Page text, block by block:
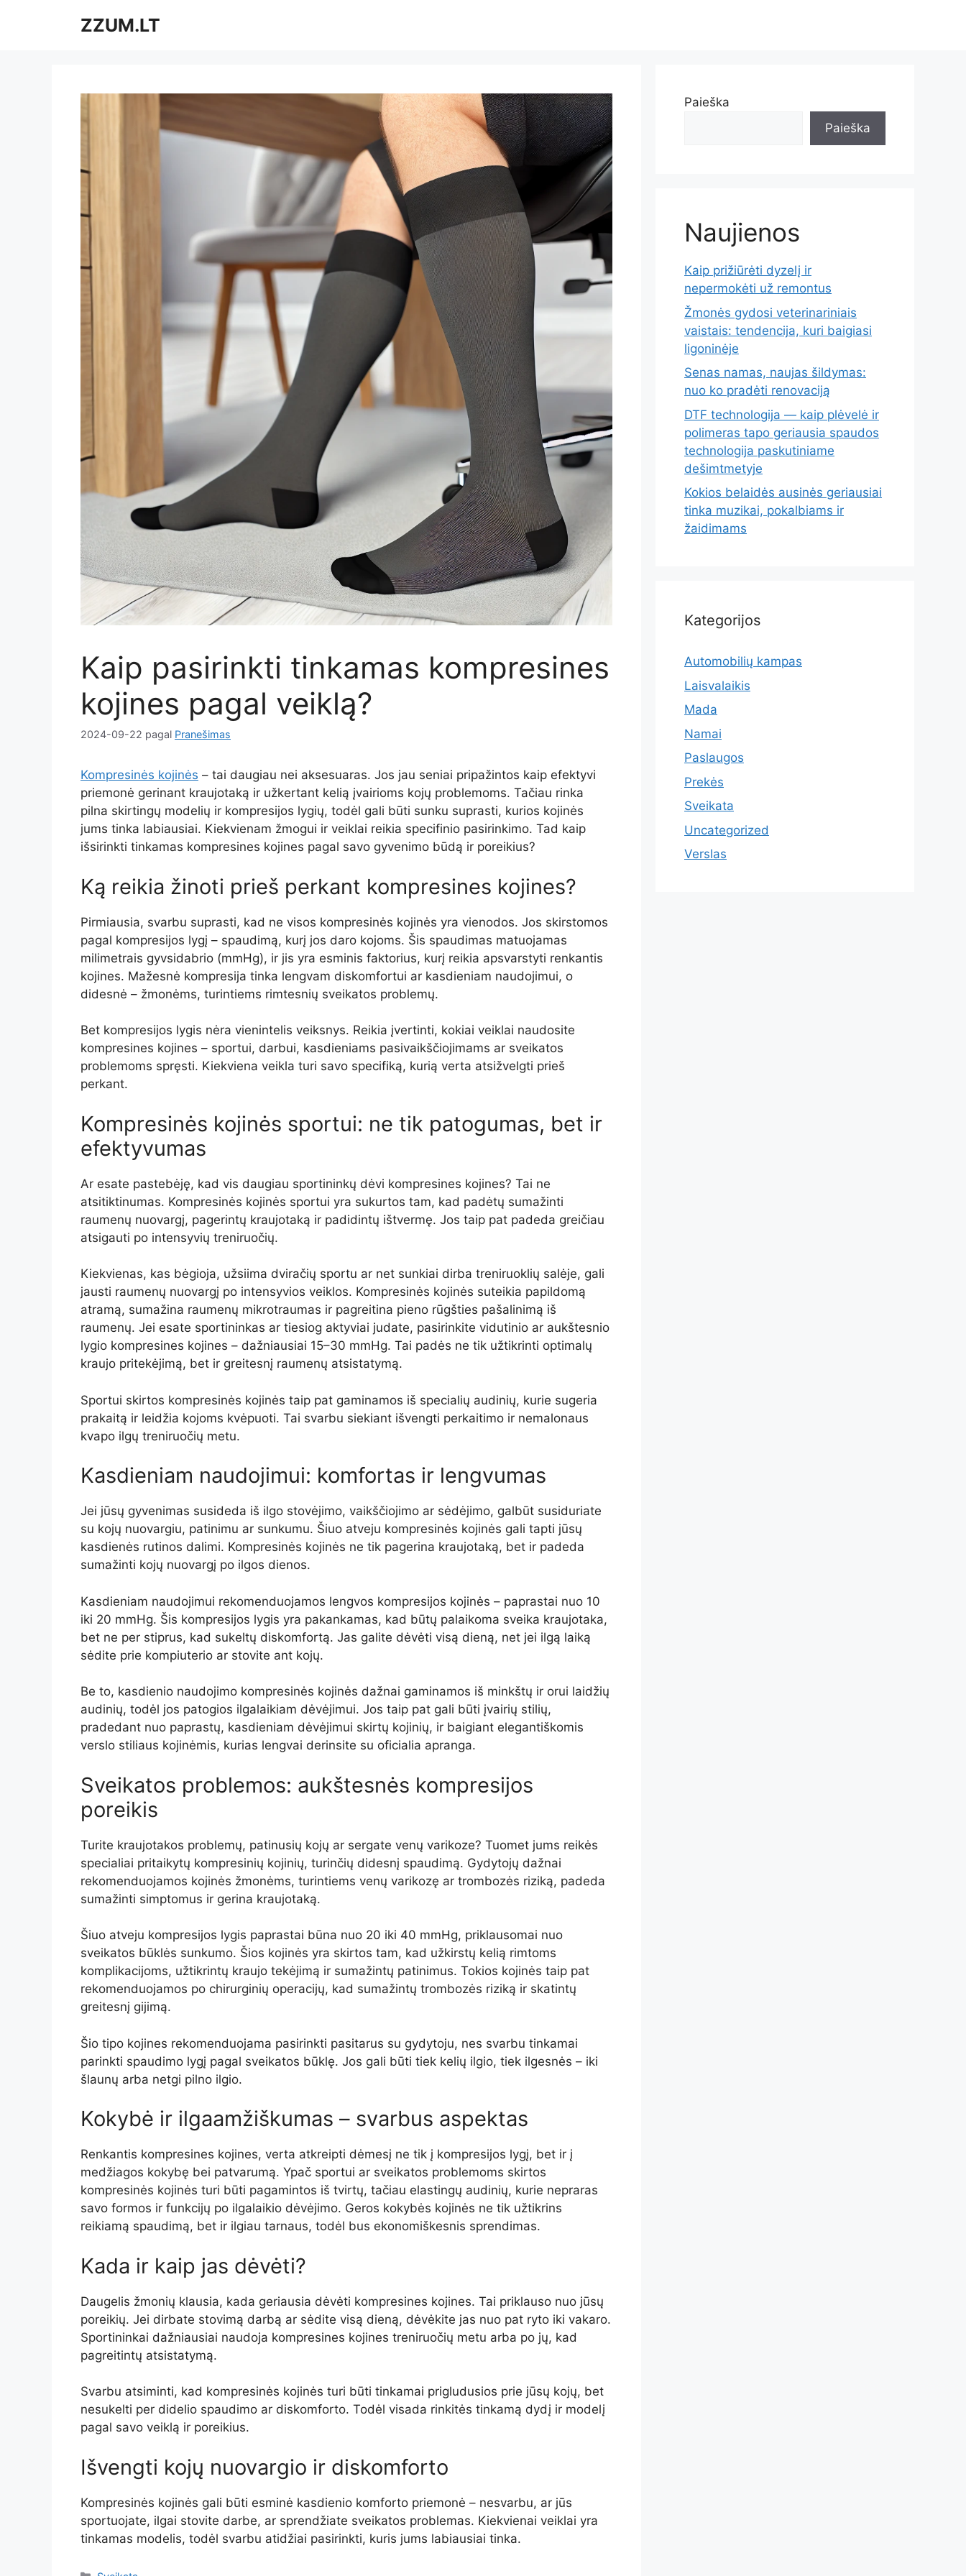
ZZUM.LT
Kaip pasirinkti tinkamas kompresines
kojines pagal veiklą?
2024-09-22 pagal Pranešimas
Kompresinės kojinės – tai daugiau nei aksesuaras. Jos jau seniai pripažintos kaip efektyvi
priemonė gerinant kraujotaką ir užkertant kelią įvairioms kojų problemoms. Tačiau rinka
pilna skirtingų modelių ir kompresijos lygių, todėl gali būti sunku suprasti, kurios kojinės
jums tinka labiausiai. Kiekvienam žmogui ir veiklai reikia specifinio pasirinkimo. Tad kaip
išsirinkti tinkamas kompresines kojines pagal savo gyvenimo būdą ir poreikius?
Ką reikia žinoti prieš perkant kompresines kojines?
Pirmiausia, svarbu suprasti, kad ne visos kompresinės kojinės yra vienodos. Jos skirstomos
pagal kompresijos lygį – spaudimą, kurį jos daro kojoms. Šis spaudimas matuojamas
milimetrais gyvsidabrio (mmHg), ir jis yra esminis faktorius, kurį reikia apsvarstyti renkantis
kojines. Mažesnė kompresija tinka lengvam diskomfortui ar kasdieniam naudojimui, o
didesnė – žmonėms, turintiems rimtesnių sveikatos problemų.
Bet kompresijos lygis nėra vienintelis veiksnys. Reikia įvertinti, kokiai veiklai naudosite
kompresines kojines – sportui, darbui, kasdieniams pasivaikščiojimams ar sveikatos
problemoms spręsti. Kiekviena veikla turi savo specifiką, kurią verta atsižvelgti prieš
perkant.
Kompresinės kojinės sportui: ne tik patogumas, bet ir
efektyvumas
Ar esate pastebėję, kad vis daugiau sportininkų dėvi kompresines kojines? Tai ne
atsitiktinumas. Kompresinės kojinės sportui yra sukurtos tam, kad padėtų sumažinti
raumenų nuovargį, pagerintų kraujotaką ir padidintų ištvermę. Jos taip pat padeda greičiau
atsigauti po intensyvių treniruočių.
Kiekvienas, kas bėgioja, užsiima dviračių sportu ar net sunkiai dirba treniruoklių salėje, gali
jausti raumenų nuovargį po intensyvios veiklos. Kompresinės kojinės suteikia papildomą
atramą, sumažina raumenų mikrotraumas ir pagreitina pieno rūgšties pašalinimą iš
raumenų. Jei esate sportininkas ar tiesiog aktyviai judate, pasirinkite vidutinio ar aukštesnio
lygio kompresines kojines – dažniausiai 15–30 mmHg. Tai padės ne tik užtikrinti optimalų
kraujo pritekėjimą, bet ir greitesnį raumenų atsistatymą.
Sportui skirtos kompresinės kojinės taip pat gaminamos iš specialių audinių, kurie sugeria
prakaitą ir leidžia kojoms kvėpuoti. Tai svarbu siekiant išvengti perkaitimo ir nemalonaus
kvapo ilgų treniruočių metu.
Kasdieniam naudojimui: komfortas ir lengvumas
Jei jūsų gyvenimas susideda iš ilgo stovėjimo, vaikščiojimo ar sėdėjimo, galbūt susiduriate
su kojų nuovargiu, patinimu ar sunkumu. Šiuo atveju kompresinės kojinės gali tapti jūsų
kasdienės rutinos dalimi. Kompresinės kojinės ne tik pagerina kraujotaką, bet ir padeda
sumažinti kojų nuovargį po ilgos dienos.
Kasdieniam naudojimui rekomenduojamos lengvos kompresijos kojinės – paprastai nuo 10
iki 20 mmHg. Šis kompresijos lygis yra pakankamas, kad būtų palaikoma sveika kraujotaka,
bet ne per stiprus, kad sukeltų diskomfortą. Jas galite dėvėti visą dieną, net jei ilgą laiką
sėdite prie kompiuterio ar stovite ant kojų.
Be to, kasdienio naudojimo kompresinės kojinės dažnai gaminamos iš minkštų ir orui laidžių
audinių, todėl jos patogios ilgalaikiam dėvėjimui. Jos taip pat gali būti įvairių stilių,
pradedant nuo paprastų, kasdieniam dėvėjimui skirtų kojinių, ir baigiant elegantiškomis
verslo stiliaus kojinėmis, kurias lengvai derinsite su oficialia apranga.
Sveikatos problemos: aukštesnės kompresijos
poreikis
Turite kraujotakos problemų, patinusių kojų ar sergate venų varikoze? Tuomet jums reikės
specialiai pritaikytų kompresinių kojinių, turinčių didesnį spaudimą. Gydytojų dažnai
rekomenduojamos kojinės žmonėms, turintiems venų varikozę ar trombozės riziką, padeda
sumažinti simptomus ir gerina kraujotaką.
Šiuo atveju kompresijos lygis paprastai būna nuo 20 iki 40 mmHg, priklausomai nuo
sveikatos būklės sunkumo. Šios kojinės yra skirtos tam, kad užkirstų kelią rimtoms
komplikacijoms, užtikrintų kraujo tekėjimą ir sumažintų patinimus. Tokios kojinės taip pat
rekomenduojamos po chirurginių operacijų, kad sumažintų trombozės riziką ir skatintų
greitesnį gijimą.
Šio tipo kojines rekomenduojama pasirinkti pasitarus su gydytoju, nes svarbu tinkamai
parinkti spaudimo lygį pagal sveikatos būklę. Jos gali būti tiek kelių ilgio, tiek ilgesnės – iki
šlaunų arba netgi pilno ilgio.
Kokybė ir ilgaamžiškumas – svarbus aspektas
Renkantis kompresines kojines, verta atkreipti dėmesį ne tik į kompresijos lygį, bet ir į
medžiagos kokybę bei patvarumą. Ypač sportui ar sveikatos problemoms skirtos
kompresinės kojinės turi būti pagamintos iš tvirtų, tačiau elastingų audinių, kurie nepraras
savo formos ir funkcijų po ilgalaikio dėvėjimo. Geros kokybės kojinės ne tik užtikrins
reikiamą spaudimą, bet ir ilgiau tarnaus, todėl bus ekonomiškesnis sprendimas.
Kada ir kaip jas dėvėti?
Daugelis žmonių klausia, kada geriausia dėvėti kompresines kojines. Tai priklauso nuo jūsų
poreikių. Jei dirbate stovimą darbą ar sėdite visą dieną, dėvėkite jas nuo pat ryto iki vakaro.
Sportininkai dažniausiai naudoja kompresines kojines treniruočių metu arba po jų, kad
pagreitintų atsistatymą.
Svarbu atsiminti, kad kompresinės kojinės turi būti tinkamai prigludusios prie jūsų kojų, bet
nesukelti per didelio spaudimo ar diskomforto. Todėl visada rinkitės tinkamą dydį ir modelį
pagal savo veiklą ir poreikius.
Išvengti kojų nuovargio ir diskomforto
Kompresinės kojinės gali būti esminė kasdienio komforto priemonė – nesvarbu, ar jūs
sportuojate, ilgai stovite darbe, ar sprendžiate sveikatos problemas. Kiekvienai veiklai yra
tinkamas modelis, todėl svarbu atidžiai pasirinkti, kuris jums labiausiai tinka.
Paieška
Paieška
Naujienos
Kaip prižiūrėti dyzelį ir
nepermokėti už remontus
Žmonės gydosi veterinariniais
vaistais: tendencija, kuri baigiasi
ligoninėje
Senas namas, naujas šildymas:
nuo ko pradėti renovaciją
DTF technologija — kaip plėvelė ir
polimeras tapo geriausia spaudos
technologija paskutiniame
dešimtmetyje
Kokios belaidės ausinės geriausiai
tinka muzikai, pokalbiams ir
žaidimams
Kategorijos
Automobilių kampas
Laisvalaikis
Mada
Namai
Paslaugos
Prekės
Sveikata
Uncategorized
Verslas